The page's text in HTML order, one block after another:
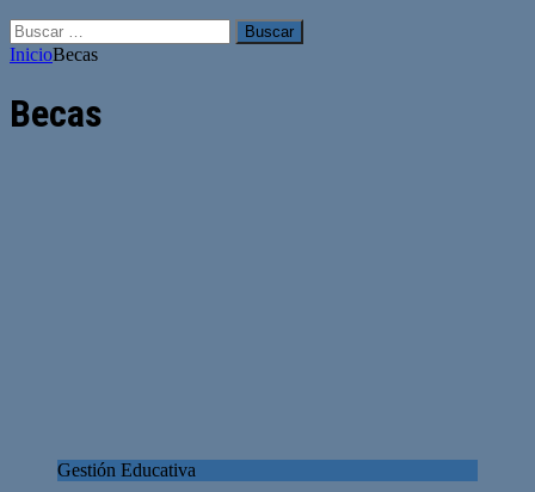
Buscar:
InicioBecas
Becas
Gestión Educativa